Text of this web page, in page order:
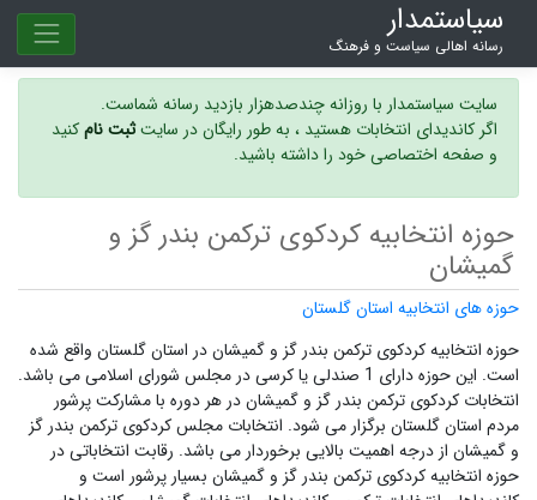
سیاستمدار
رسانه اهالی سیاست و فرهنگ
سایت سیاستمدار با روزانه چندصدهزار بازدید رسانه شماست.
اگر کاندیدای انتخابات هستید ، به طور رایگان در سایتثبت نامکنید
و صفحه اختصاصی خود را داشته باشید.
حوزه انتخابیه کردکوی ترکمن بندر گز و
گمیشان
حوزه های انتخابیه استان گلستان
حوزه انتخابیه کردکوی ترکمن بندر گز و گمیشان در استان گلستان واقع شده
است. این حوزه دارای 1 صندلی یا کرسی در مجلس شورای اسلامی می باشد.
انتخابات کردکوی ترکمن بندر گز و گمیشان در هر دوره با مشارکت پرشور
مردم استان گلستان برگزار می شود. انتخابات مجلس کردکوی ترکمن بندر گز
و گمیشان از درجه اهمیت بالایی برخوردار می باشد. رقابت انتخاباتی در
حوزه انتخابیه کردکوی ترکمن بندر گز و گمیشان بسیار پرشور است و